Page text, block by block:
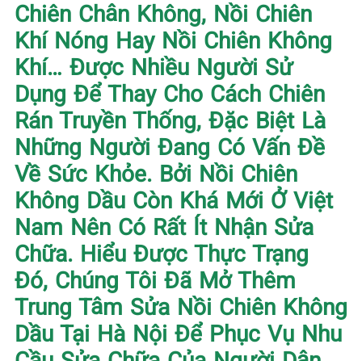
Chiên Chân Không, Nồi Chiên
Khí Nóng Hay Nồi Chiên Không
Khí… Được Nhiều Người Sử
Dụng Để Thay Cho Cách Chiên
Rán Truyền Thống, Đặc Biệt Là
Những Người Đang Có Vấn Đề
Về Sức Khỏe. Bởi Nồi Chiên
Không Dầu Còn Khá Mới Ở Việt
Nam Nên Có Rất Ít Nhận Sửa
Chữa. Hiểu Được Thực Trạng
Đó, Chúng Tôi Đã Mở Thêm
Trung Tâm Sửa Nồi Chiên Không
Dầu Tại Hà Nội Để Phục Vụ Nhu